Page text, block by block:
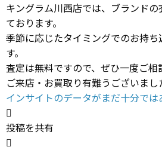
キングラム川西店では、ブランド
ております。
季節に応じたタイミングでのお持
す。
査定は無料ですので、ぜひ一度ご相
ご来店・お買取り有難うございまし
インサイトのデータがまだ十分では

投稿を共有
